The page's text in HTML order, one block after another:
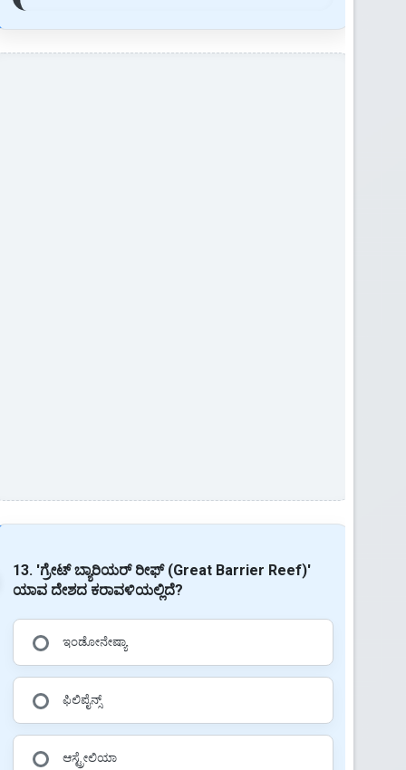
13. 'ಗ್ರೇಟ್ ಬ್ಯಾರಿಯರ್ ರೀಫ್ (Great Barrier Reef)'
ಯಾವ ದೇಶದ ಕರಾವಳಿಯಲ್ಲಿದೆ?
ಇಂಡೋನೇಷ್ಯಾ
ಫಿಲಿಪೈನ್ಸ್
ಆಸ್ಟ್ರೇಲಿಯಾ